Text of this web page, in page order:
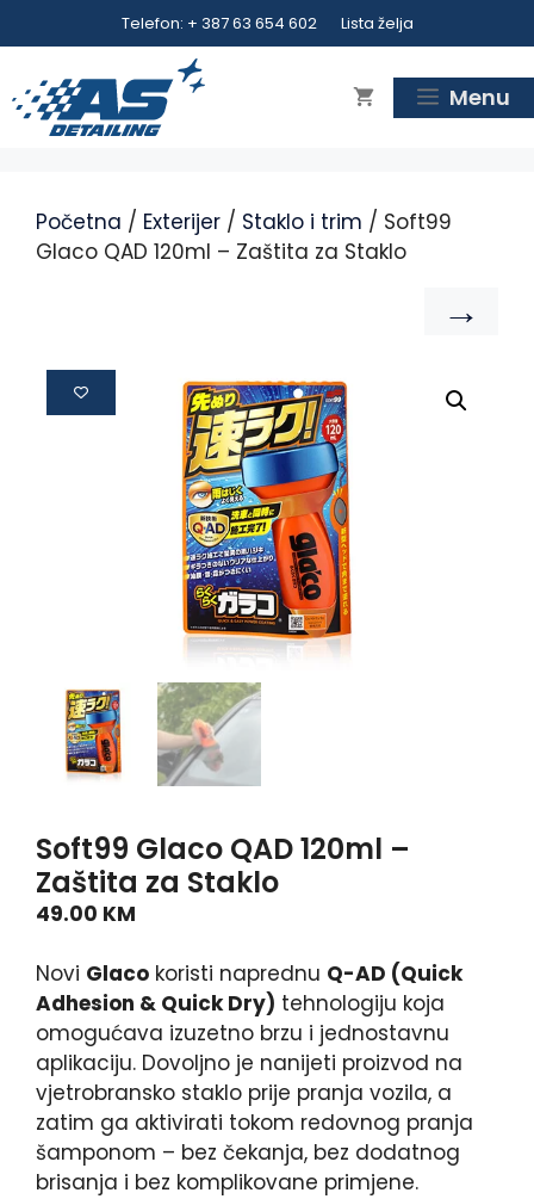
Telefon: + 387 63 654 602 Lista želja
Menu
Početna / Exterijer / Staklo i trim / Soft99
Glaco QAD 120ml – Zaštita za Staklo
→
Soft99 Glaco QAD 120ml –
Zaštita za Staklo
49.00 KM
Novi Glaco koristi naprednu Q-AD (Quick
Adhesion & Quick Dry) tehnologiju koja
omogućava izuzetno brzu i jednostavnu
aplikaciju. Dovoljno je nanijeti proizvod na
vjetrobransko staklo prije pranja vozila, a
zatim ga aktivirati tokom redovnog pranja
šamponom – bez čekanja, bez dodatnog
brisanja i bez komplikovane primjene.